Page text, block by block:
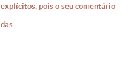
pois o seu comentário